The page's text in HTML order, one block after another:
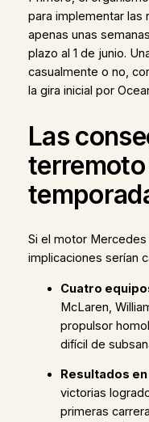
para implementar las
apenas unas
plazo al 1 de junio.
casualmente o no,
la gira inicial por
Las
Si el motor
implicaciones serían
Cuatro
McLaren,
propulsor
difícil de
Resultados
victorias
primeras